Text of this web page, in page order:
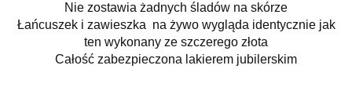
Nie zostawia żadnych śladów na skórze
Łańcuszek i zawieszka na żywo wygląda identycznie jak
ten wykonany ze szczerego złota
Całość zabezpieczona lakierem jubilerskim